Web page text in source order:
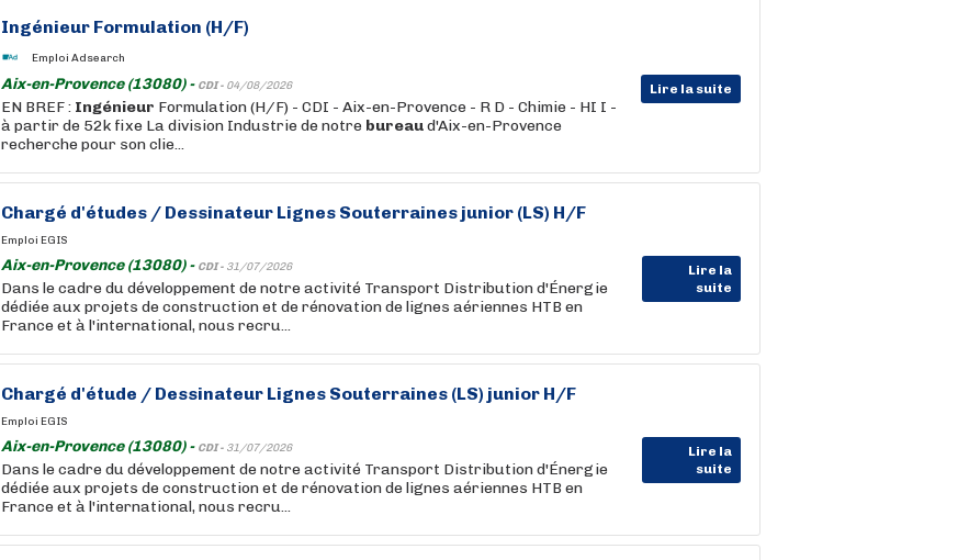
Ingénieur Formulation (H/F)
Emploi Adsearch
Aix-en-Provence (13080) - CDI - 04/08/2026 Lire la suite
EN BREF : Ingénieur Formulation (H/F) - CDI - Aix-en-Provence - R D - Chimie - HI I -
à partir de 52k fixe La division Industrie de notre bureaud'Aix-en-Provence
recherche pour son clie...
Chargé d'études / Dessinateur Lignes Souterraines junior (LS) H/F
Emploi EGIS
Aix-en-Provence (13080) - CDI - 31/07/2026
Lire la
suite
Dans le cadre du développement de notre activité Transport Distribution d'Énergie
dédiée aux projets de construction et de rénovation de lignes aériennes HTB en
France et à l'international, nous recru...
Chargé d'étude / Dessinateur Lignes Souterraines (LS) junior H/F
Emploi EGIS
Aix-en-Provence (13080) - CDI - 31/07/2026
Lire la
suite
Dans le cadre du développement de notre activité Transport Distribution d'Énergie
dédiée aux projets de construction et de rénovation de lignes aériennes HTB en
France et à l'international, nous recru...